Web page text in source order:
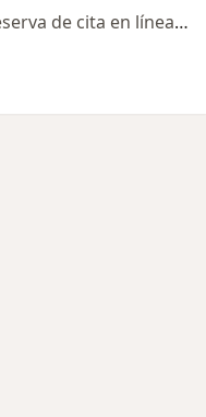
Este especialista no ofrece reserva de cita en línea en esta dirección.